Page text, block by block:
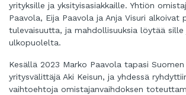
yrityksille ja yksityisasiakkaille. Yhtiön
Paavola, Eija Paavola ja Anja Visuri alkoivat
tulevaisuutta, ja mahdollisuuksia löytää sille
ulkopuolelta.
Kesällä 2023 Marko Paavola tapasi Suomen
yritysvälittäjä Aki Keisun, ja yhdessä
vaihtoehtoja omistajanvaihdoksen